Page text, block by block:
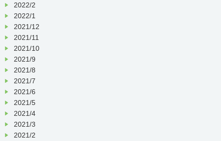
2022/2
2022/1
2021/12
2021/11
2021/10
2021/9
2021/8
2021/7
2021/6
2021/5
2021/4
2021/3
2021/2